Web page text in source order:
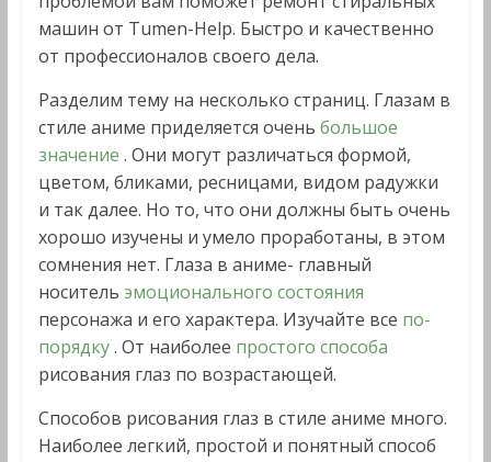
машин от Tumen-Help. Быстро и качественно
от профессионалов своего дела.
Разделим тему на несколько страниц. Глазам в
стиле аниме приделяется очень большое
значение . Они могут различаться формой,
цветом, бликами, ресницами, видом радужки
и так далее. Но то, что они должны быть очень
хорошо изучены и умело проработаны, в этом
сомнения нет. Глаза в аниме- главный
носитель эмоционального состояния
персонажа и его характера. Изучайте все по-
порядку. От наиболее простого способа
рисования глаз по возрастающей.
Способов рисования глаз в стиле аниме много.
Наиболее легкий, простой и понятный способ